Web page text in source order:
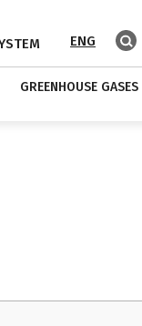
ENG
GREENHOUSE GASES